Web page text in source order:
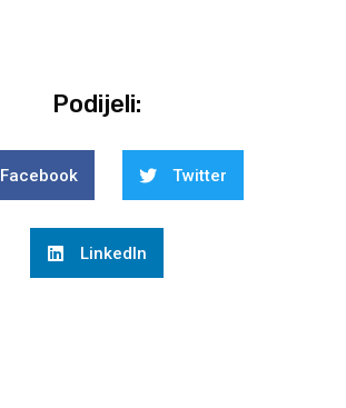
Podijeli:
Facebook Twitter
LinkedIn